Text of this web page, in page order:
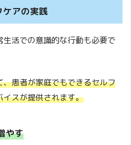
アの実践
活での意識的な行動も必要で
患者が家庭でもできるセルフ
スが提供されます。
やす